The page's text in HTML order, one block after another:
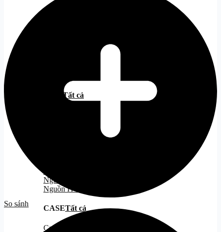
Tất cả
Nguồn 750W
Nguồn ITX
CASETất cả
Case ATX
So sánh